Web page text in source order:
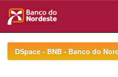
navigationDSpace - BNB - Banco do